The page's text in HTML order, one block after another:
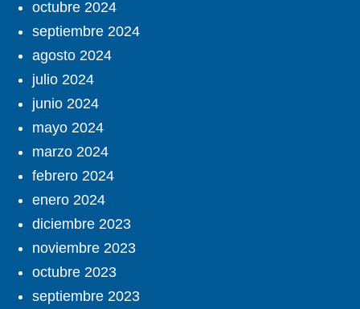
octubre 2024
septiembre 2024
agosto 2024
julio 2024
junio 2024
mayo 2024
marzo 2024
febrero 2024
enero 2024
diciembre 2023
noviembre 2023
octubre 2023
septiembre 2023